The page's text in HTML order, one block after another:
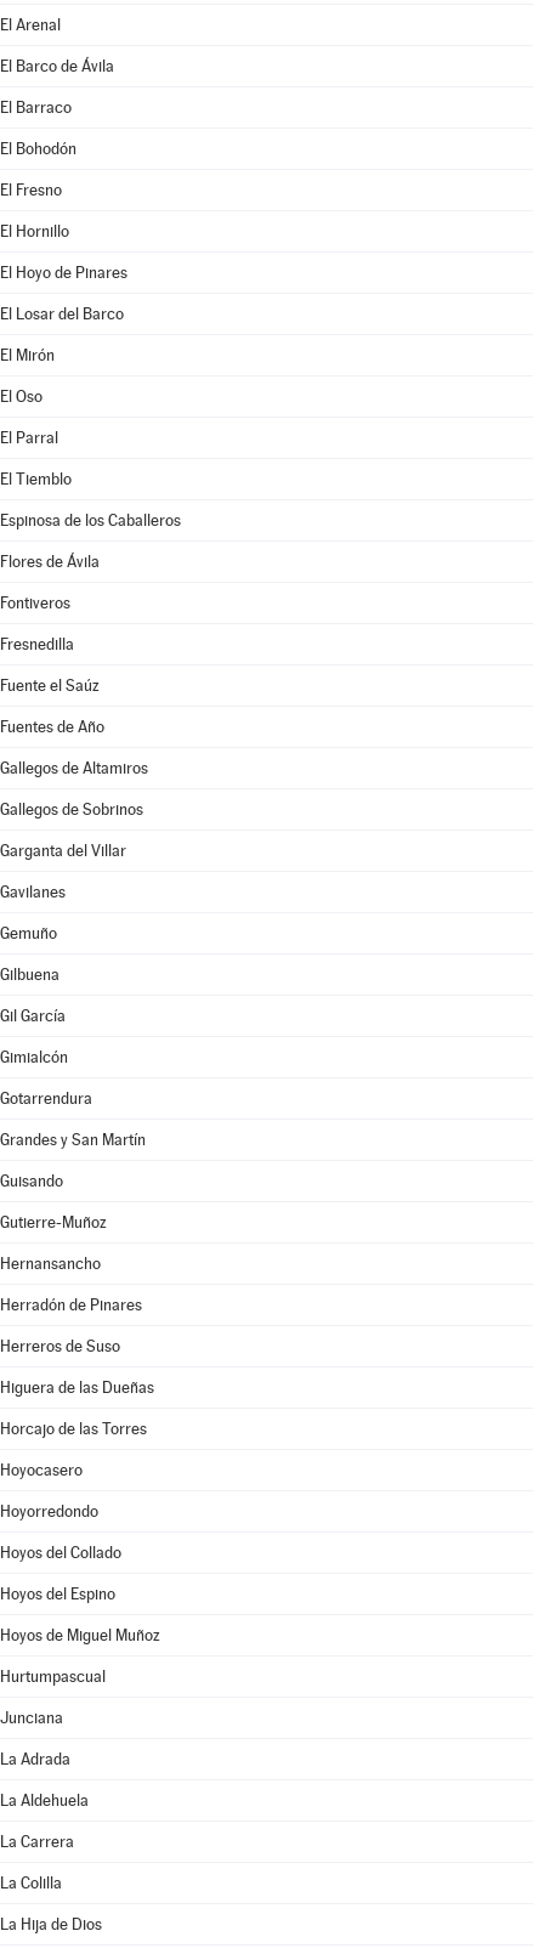
El Arenal
El Barco de Ávila
El Barraco
El Bohodón
El Fresno
El Hornillo
El Hoyo de Pinares
El Losar del Barco
El Mirón
El Oso
El Parral
El Tiemblo
Espinosa de los Caballeros
Flores de Ávila
Fontiveros
Fresnedilla
Fuente el Saúz
Fuentes de Año
Gallegos de Altamiros
Gallegos de Sobrinos
Garganta del Villar
Gavilanes
Gemuño
Gilbuena
Gil García
Gimialcón
Gotarrendura
Grandes y San Martín
Guisando
Gutierre-Muñoz
Hernansancho
Herradón de Pinares
Herreros de Suso
Higuera de las Dueñas
Horcajo de las Torres
Hoyocasero
Hoyorredondo
Hoyos del Collado
Hoyos del Espino
Hoyos de Miguel Muñoz
Hurtumpascual
Junciana
La Adrada
La Aldehuela
La Carrera
La Colilla
La Hija de Dios